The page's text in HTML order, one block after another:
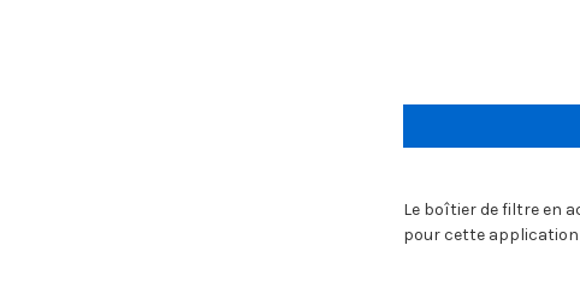
Le boîtier de filtre en
pour cette application